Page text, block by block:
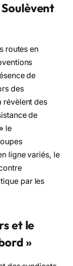
routes en
de
des
révèlent des
de
le
ligne variés, le
par les
et le
»